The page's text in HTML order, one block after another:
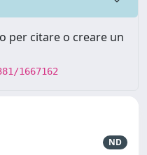
per citare o creare un
1667162
ND